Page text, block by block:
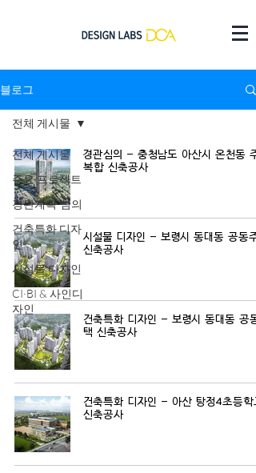
블로그
전체 게시물
주요 프로젝트
경관계획·심의
건축특화 디자
인
시설물 디자인
CI·BI & 사인디
자인
전체 게시물
경관심의 - 충청남도 아산시 온천동
복합 신축공사
시설물 디자인 - 보령시 동대동 공동주
신축공사
건축특화 디자인 - 보령시 동대동 공
택 신축공사
건축특화 디자인 - 아산 탕정4초등학
신축공사